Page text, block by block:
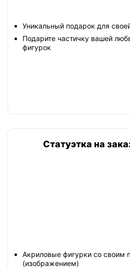
Уникальный подарок для
Подарите частичку вашей
фигурок
Статуэтка на
Акриловые фигурки со своим
(изображением)